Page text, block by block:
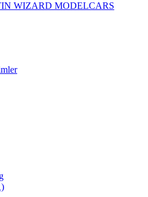
WIZARD MODELCARS